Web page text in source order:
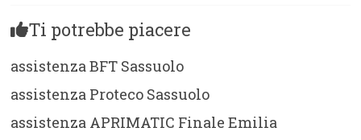
Ti potrebbe piacere
assistenza BFT Sassuolo
assistenza Proteco Sassuolo
assistenza APRIMATIC Finale Emilia